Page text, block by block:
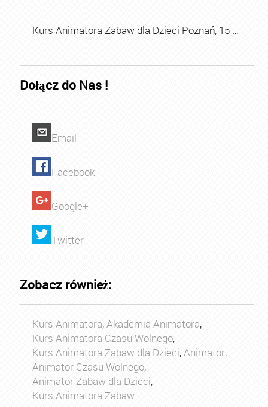
Kurs Animatora Zabaw dla Dzieci Poznań, 15 …
Dołącz do Nas !
Email
Facebook
Google+
Twitter
Zobacz również:
Kurs Animatora,Akademia Animatora,
Kurs Animatora Czasu Wolnego,
Kurs Animatora Zabaw dla Dzieci,Animator,
Animator Czasu Wolnego,
Animator Zabaw dla Dzieci,
Kurs Animatora Zabaw